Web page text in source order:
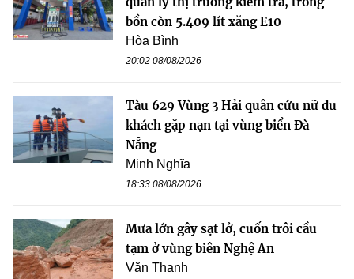
bồn còn 5.409 lít xăng E10
Hòa Bình
20:02 08/08/2026
Tàu 629 Vùng 3 Hải quân cứu nữ du
khách gặp nạn tại vùng biển Đà
Nẵng
Minh Nghĩa
18:33 08/08/2026
Mưa lớn gây sạt lở, cuốn trôi cầu
tạm ở vùng biên Nghệ An
Văn Thanh